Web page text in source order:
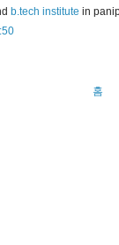
b.tech institute in
홈